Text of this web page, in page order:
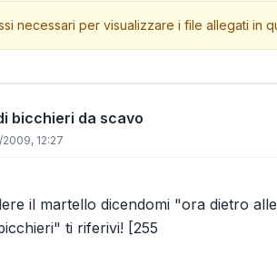
necessari per visualizzare i file allegati in
bicchieri da scavo
12:27
il martello dicendomi "ora dietro
ti riferivi! [255